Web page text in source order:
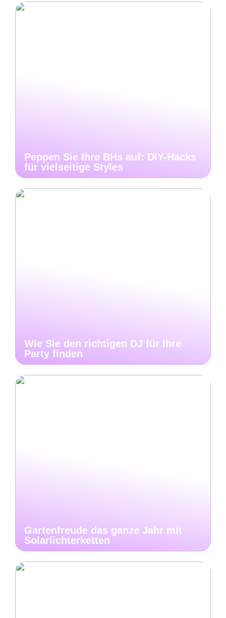
Peppen Sie Ihre BHs auf: DIY-Hacks
für vielseitige Styles
Wie Sie den richtigen DJ für Ihre
Party finden
Gartenfreude das ganze Jahr mit
Solarlichterketten